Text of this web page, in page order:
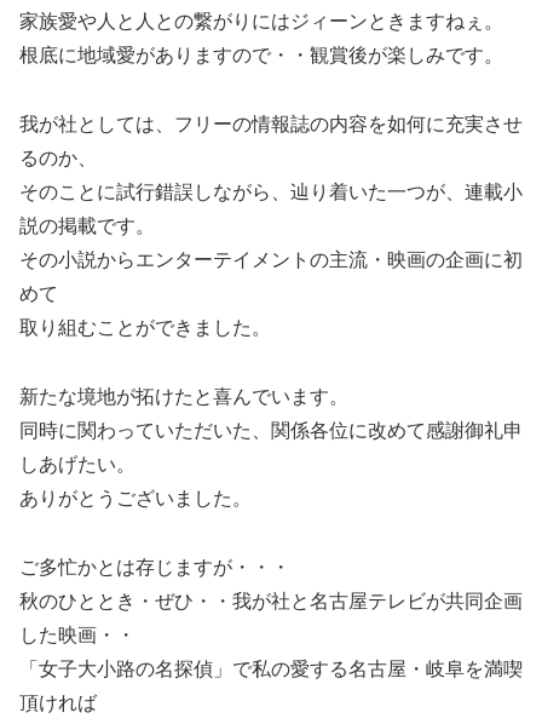
家族愛や人と人との繋がりにはジィーンときますねぇ。
根底に地域愛がありますので・・観賞後が楽しみです。
我が社としては、フリーの情報誌の内容を如何に充実させ
るのか、
そのことに試行錯誤しながら、辿り着いた一つが、連載小
説の掲載です。
その小説からエンターテイメントの主流・映画の企画に初
めて
取り組むことができました。
新たな境地が拓けたと喜んでいます。
同時に関わっていただいた、関係各位に改めて感謝御礼申
しあげたい。
ありがとうございました。
ご多忙かとは存じますが・・・
秋のひととき・ぜひ・・我が社と名古屋テレビが共同企画
した映画・・
「女子大小路の名探偵」で私の愛する名古屋・岐阜を満喫
頂ければ